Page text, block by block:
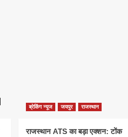
ब्रेकिंग न्यूज जयपुर राजस्थान
राजस्थान ATS का बड़ा एक्शन: टोंक